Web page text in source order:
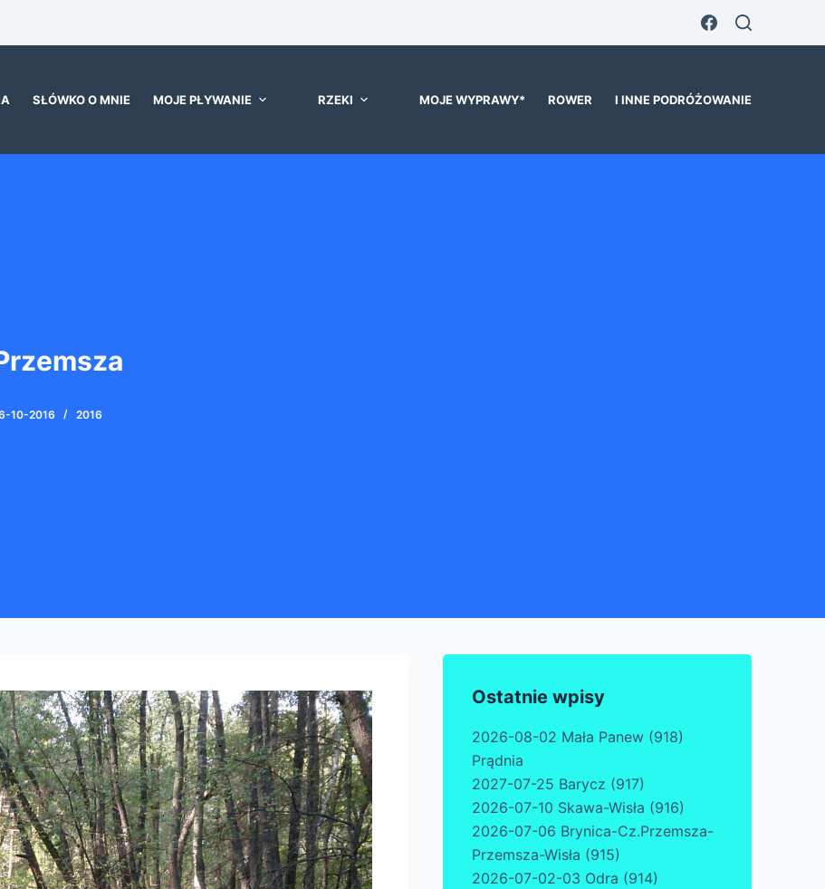
SŁÓWKO O MNIE MOJE PŁYWANIE RZEKI MOJE WYPRAWY* ROWER I INNE PODRÓŻOWANIE
10-2016 2016
Ostatnie wpisy
2026-08-02 Mała Panew (918)
Prądnia
2027-07-25 Barycz (917)
2026-07-10 Skawa-Wisła (916)
2026-07-06 Brynica-Cz.Przemsza-
Przemsza-Wisła (915)
2026-07-02-03 Odra (914)